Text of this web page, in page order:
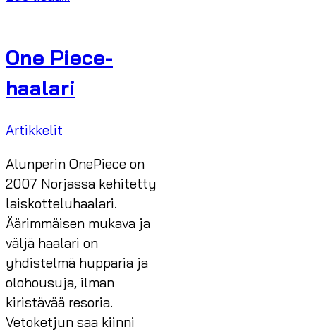
One Piece-
haalari
Artikkelit
Alunperin OnePiece on
2007 Norjassa kehitetty
laiskotteluhaalari.
Äärimmäisen mukava ja
väljä haalari on
yhdistelmä hupparia ja
olohousuja, ilman
kiristävää resoria.
Vetoketjun saa kiinni